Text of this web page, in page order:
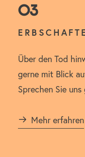
03
Über den Tod
gerne mit Blick
Sprechen Sie uns
Mehr erfahren